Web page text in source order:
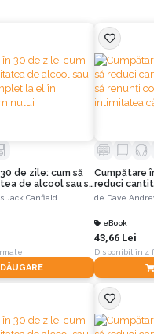
de zile: cum să
de alcool sau să
la el în
Jack Canfield
Cumpătare
reduci
renunți
de Dave
eBook
43,66 Lei
Disponibil în 4